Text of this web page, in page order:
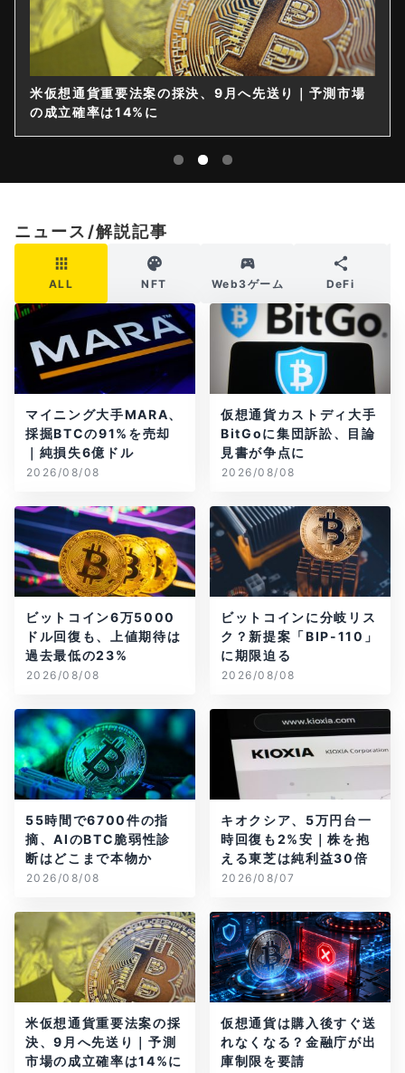
米仮想通貨重要法案の採決、9月へ先送り｜予測市場
の成立確率は14%に
ニュース/解説記事
ALL NFT Web3ゲーム DeFi
マイニング大手MARA、
採掘BTCの91%を売却
｜純損失6億ドル
2026/08/08
仮想通貨カストディ大手
BitGoに集団訴訟、目論
見書が争点に
2026/08/08
ビットコイン6万5000
ドル回復も、上値期待は
過去最低の23%
2026/08/08
ビットコインに分岐リス
ク？新提案「BIP-110」
に期限迫る
2026/08/08
55時間で6700件の指
摘、AIのBTC脆弱性診
断はどこまで本物か
2026/08/08
キオクシア、5万円台一
時回復も2%安｜株を抱
える東芝は純利益30倍
2026/08/07
米仮想通貨重要法案の採
決、9月へ先送り｜予測
市場の成立確率は14%に
仮想通貨は購入後すぐ送
れなくなる？金融庁が出
庫制限を要請